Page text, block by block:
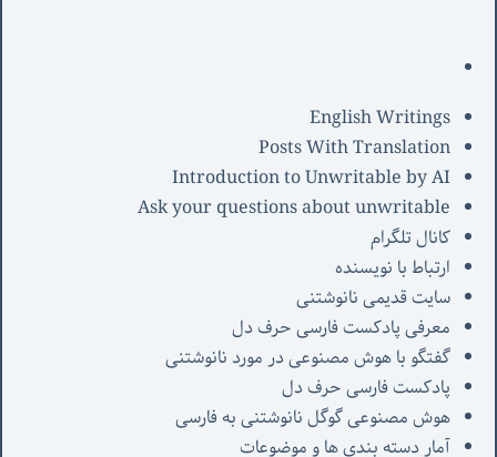
English Writings
Posts With Translation
Introduction to Unwritable by AI
Ask your questions about unwritable
کانال تلگرام
ارتباط با نویسنده
سایت قدیمی نانوشتنی
معرفی پادکست فارسی حرف دل
گفتگو با هوش مصنوعی در مورد نانوشتنی
پادکست فارسی حرف دل
هوش مصنوعی گوگل نانوشتنی به فارسی
آمار دسته بندی ها و موضوعات